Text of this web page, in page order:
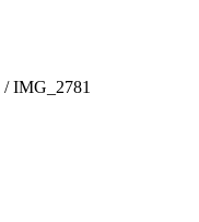
/ IMG_2781